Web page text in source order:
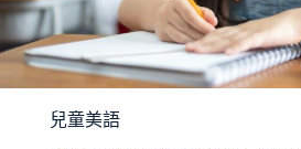
兒童美語